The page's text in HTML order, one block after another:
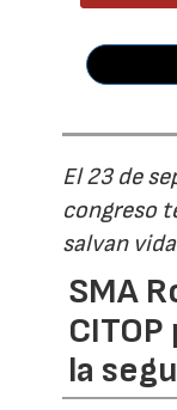
El 23 de
congreso
salvan
SMA
la